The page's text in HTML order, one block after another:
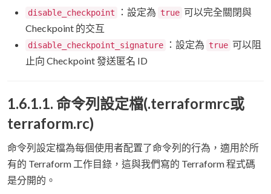
disable_checkpoint ：設定為 true 可以完全關閉與
Checkpoint 的交互
disable_checkpoint_signature ：設定為 true 可以阻
止向 Checkpoint 發送匿名 ID
1.6.1.1. 命令列設定檔(.terraformrc或
terraform.rc)
命令列設定檔為每個使用者配置了命令列的行為，適用於所
有的 Terraform 工作目錄，這與我們寫的 Terraform 程式碼
是分開的。